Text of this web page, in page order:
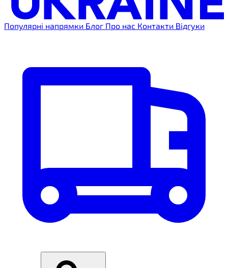
Популярні напрямки Блог Про нас Контакти Відгуки